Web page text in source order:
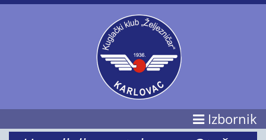
Izbornik